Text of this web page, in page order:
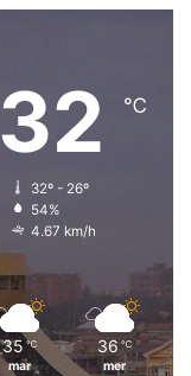
32 ℃
32º - 26º
54%
4.67 km/h
35 ℃
mar
36 ℃
mer